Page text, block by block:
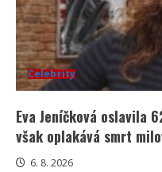
Celebrity
Eva Jeníčková oslavila
však oplakává smrt
6. 8. 2026